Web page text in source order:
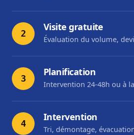
2
Visite gratuite
Évaluation du volume,
3
Planification
Intervention 24-48h ou à
4
Intervention
Tri, démontage,